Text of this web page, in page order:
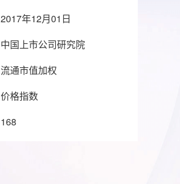
2017年12月01日
中国上市公司研究院
流通市值加权
价格指数
168